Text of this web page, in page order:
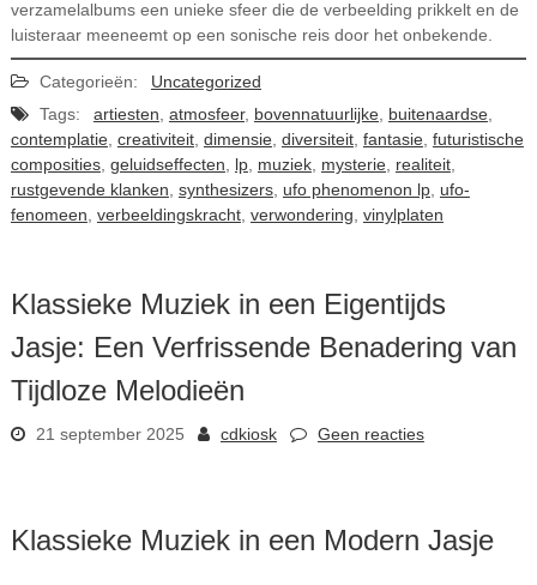
verzamelalbums een unieke sfeer die de verbeelding prikkelt en de
luisteraar meeneemt op een sonische reis door het onbekende.
Categorieën:
Uncategorized
Tags:
artiesten, atmosfeer, bovennatuurlijke, buitenaardse,
contemplatie, creativiteit, dimensie, diversiteit, fantasie, futuristische
composities, geluidseffecten, lp, muziek, mysterie, realiteit,
rustgevende klanken, synthesizers, ufo phenomenon lp, ufo-
fenomeen, verbeeldingskracht, verwondering, vinylplaten
Klassieke Muziek in een Eigentijds
Jasje: Een Verfrissende Benadering van
Tijdloze Melodieën
21 september 2025 cdkiosk Geen reacties
Klassieke Muziek in een Modern Jasje